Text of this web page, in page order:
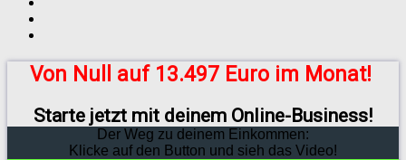
Von Null auf 13.497 Euro im Monat!
Starte jetzt mit deinem Online-Business!
Der Weg zu deinem Einkommen:
Klicke auf den Button und sieh das Video!